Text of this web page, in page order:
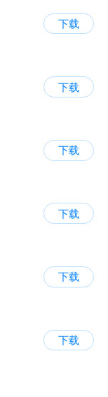
下载
下载
下载
下载
下载
下载